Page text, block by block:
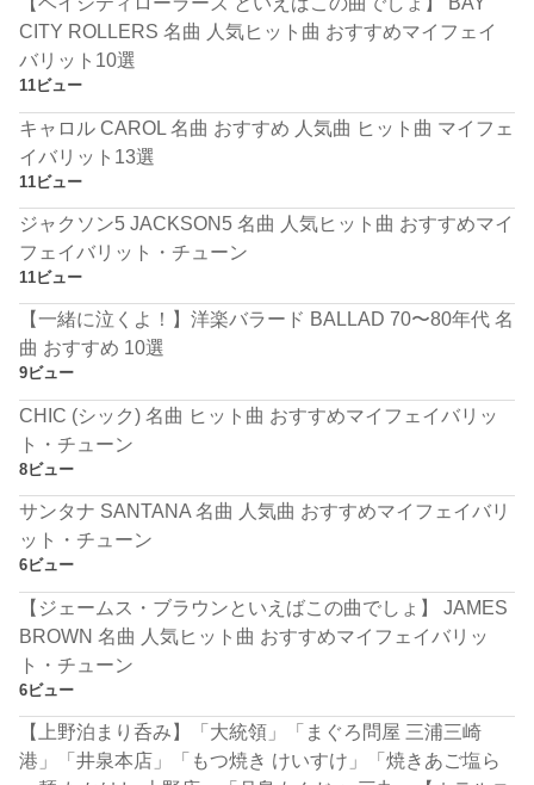
CITY ROLLERS 名曲 人気ヒット曲 おすすめマイフェイ
バリット10選
11ビュー
キャロル CAROL 名曲 おすすめ 人気曲 ヒット曲 マイフェ
イバリット13選
11ビュー
ジャクソン5 JACKSON5 名曲 人気ヒット曲 おすすめマイ
フェイバリット・チューン
11ビュー
【一緒に泣くよ！】洋楽バラード BALLAD 70〜80年代 名
曲 おすすめ 10選
9ビュー
CHIC (シック) 名曲 ヒット曲 おすすめマイフェイバリッ
ト・チューン
8ビュー
サンタナ SANTANA 名曲 人気曲 おすすめマイフェイバリ
ット・チューン
6ビュー
【ジェームス・ブラウンといえばこの曲でしょ】 JAMES
BROWN 名曲 人気ヒット曲 おすすめマイフェイバリッ
ト・チューン
6ビュー
【上野泊まり呑み】「大統領」「まぐろ問屋 三浦三崎
港」「井泉本店」「もつ焼き けいすけ」「焼きあご塩ら